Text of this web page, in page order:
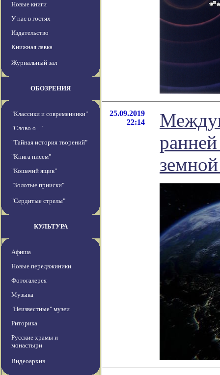
Новые книги
У нас в гостях
Издательство
Книжная лавка
Журнальный зал
ОБОЗРЕНИЯ
"Классики и современники"
"Слово о..."
"Тайная история творений"
"Книга писем"
"Кошачий ящик"
"Золотые прииски"
"Сердитые стрелы"
КУЛЬТУРА
Афиша
Новые передвжиники
Фотогалерея
Музыка
"Неизвестные" музеи
Риторика
Русские храмы и
монастыри
Видеоархив
25.09.2019
22:14